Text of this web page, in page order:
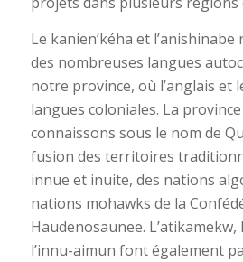
Le kanien’kéha et
des nombreuses langues
notre province, où l’anglais et
langues coloniales. La
connaissons sous le nom de
fusion des territoires
innue et inuite, des nations
nations mohawks de la
Haudenosaunee.
l’innu-aimun font également